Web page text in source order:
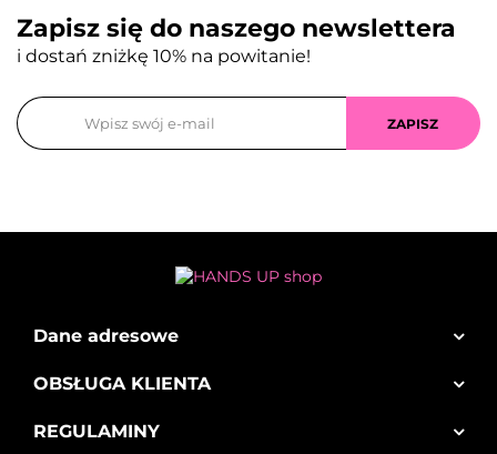
Zapisz się do naszego newslettera
i dostań zniżkę 10% na powitanie!
Dane adresowe
OBSŁUGA KLIENTA
REGULAMINY